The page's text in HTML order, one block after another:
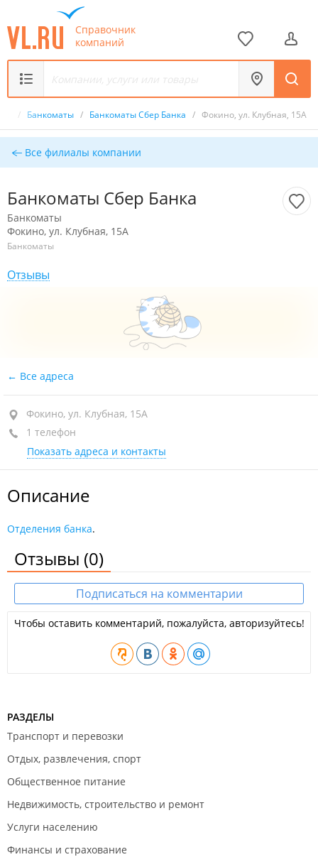
Справочник
компаний
/ Банкоматы / Банкоматы Сбер Банка / Фокино, ул. Клубная, 15А
Все филиалы компании
Банкоматы Сбер Банка
Банкоматы
Фокино, ул. Клубная, 15А
Банкоматы
Отзывы
Все адреса
Фокино, ул. Клубная, 15А
1 телефон
Показать адреса и контакты
Описание
Отделения банка.
Отзывы (0)
Подписаться на комментарии
Чтобы оставить комментарий, пожалуйста, авторизуйтесь!
РАЗДЕЛЫ
Транспорт и перевозки
Отдых, развлечения, спорт
Общественное питание
Недвижимость, строительство и ремонт
Услуги населению
Финансы и страхование